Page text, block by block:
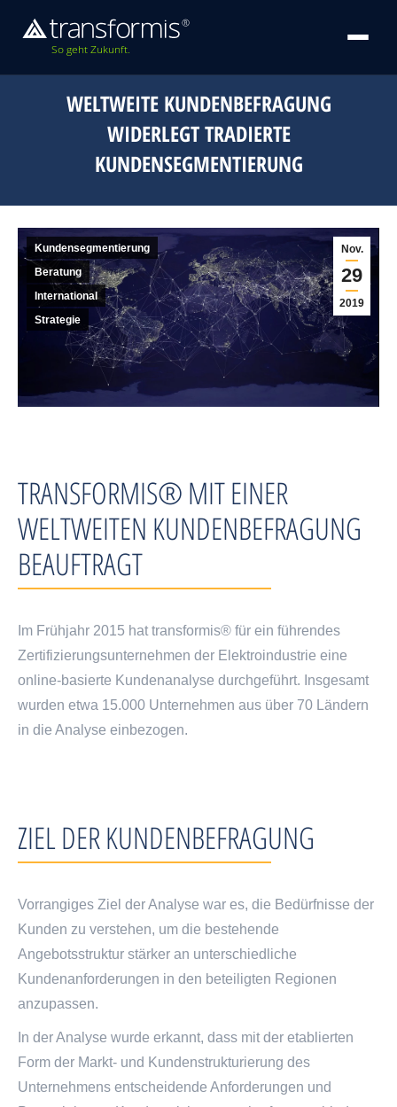
So geht Zukunft.
WELTWEITE KUNDENBEFRAGUNG
WIDERLEGT TRADIERTE
KUNDENSEGMENTIERUNG
Nov.
29
2019
Kundensegmentierung
Beratung
International
Strategie
TRANSFORMIS® MIT EINER
WELTWEITEN KUNDENBEFRAGUNG
BEAUFTRAGT
Im Frühjahr 2015 hat transformis® für ein führendes
Zertifizierungsunternehmen der Elektroindustrie eine
online-basierte Kundenanalyse durchgeführt. Insgesamt
wurden etwa 15.000 Unternehmen aus über 70 Ländern
in die Analyse einbezogen.
ZIEL DER KUNDENBEFRAGUNG
Vorrangiges Ziel der Analyse war es, die Bedürfnisse der
Kunden zu verstehen, um die bestehende
Angebotsstruktur stärker an unterschiedliche
Kundenanforderungen in den beteiligten Regionen
anzupassen.
In der Analyse wurde erkannt, dass mit der etablierten
Form der Markt- und Kundenstrukturierung des
Unternehmens entscheidende Anforderungen und